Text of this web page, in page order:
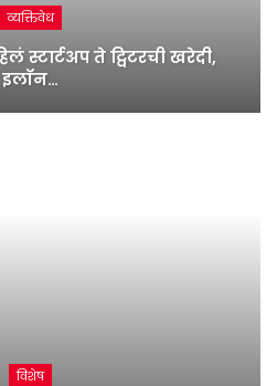
व्यक्तिवेध
स्टार्टअप ते ट्विटरची खरेदी,
इलॉन…
विशेष